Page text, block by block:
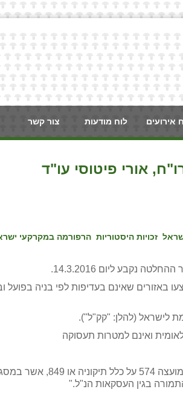
אירועים לוח מודעות צור קשר
זכויות היסטוריות הרפורמה במקרקעי
לישראל (להלן: "קק"ל").
ואינם למטרות תעסוקה
- עסקאות שנערכו בבניה